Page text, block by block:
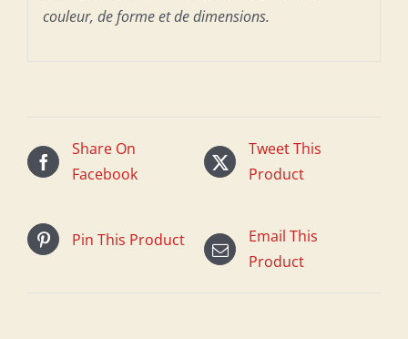
couleur, de forme et de dimensions.
Share On
Facebook
Tweet This
Product
Pin This Product
Email This
Product